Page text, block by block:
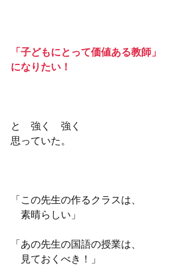
「子どもにとって価値ある教師」
になりたい！
と　強く　強く
思っていた。
「この先生の作るクラスは、
素晴らしい」
「あの先生の国語の授業は、
見ておくべき！」